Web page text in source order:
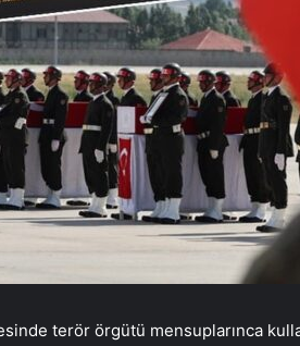
terör örgütü mensuplarınca